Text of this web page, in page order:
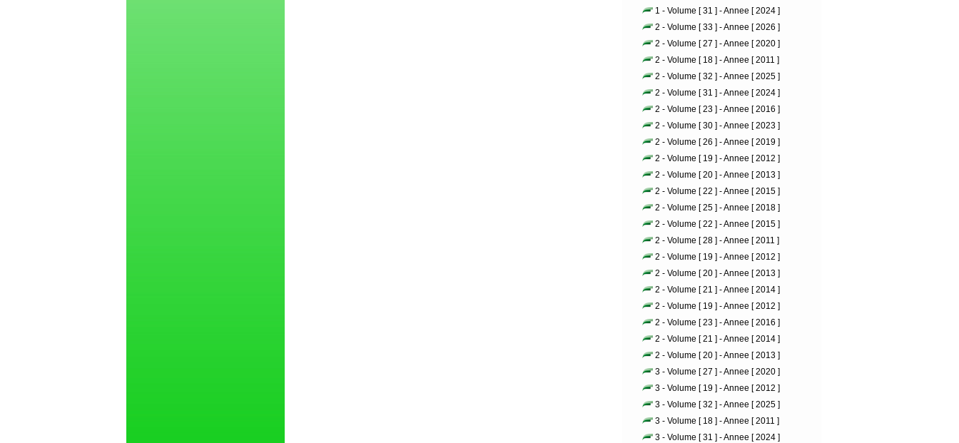
1 - Volume [ 31 ] - Annee [ 2024 ]
2 - Volume [ 33 ] - Annee [ 2026 ]
2 - Volume [ 27 ] - Annee [ 2020 ]
2 - Volume [ 18 ] - Annee [ 2011 ]
2 - Volume [ 32 ] - Annee [ 2025 ]
2 - Volume [ 31 ] - Annee [ 2024 ]
2 - Volume [ 23 ] - Annee [ 2016 ]
2 - Volume [ 30 ] - Annee [ 2023 ]
2 - Volume [ 26 ] - Annee [ 2019 ]
2 - Volume [ 19 ] - Annee [ 2012 ]
2 - Volume [ 20 ] - Annee [ 2013 ]
2 - Volume [ 22 ] - Annee [ 2015 ]
2 - Volume [ 25 ] - Annee [ 2018 ]
2 - Volume [ 22 ] - Annee [ 2015 ]
2 - Volume [ 28 ] - Annee [ 2011 ]
2 - Volume [ 19 ] - Annee [ 2012 ]
2 - Volume [ 20 ] - Annee [ 2013 ]
2 - Volume [ 21 ] - Annee [ 2014 ]
2 - Volume [ 19 ] - Annee [ 2012 ]
2 - Volume [ 23 ] - Annee [ 2016 ]
2 - Volume [ 21 ] - Annee [ 2014 ]
2 - Volume [ 20 ] - Annee [ 2013 ]
3 - Volume [ 27 ] - Annee [ 2020 ]
3 - Volume [ 19 ] - Annee [ 2012 ]
3 - Volume [ 32 ] - Annee [ 2025 ]
3 - Volume [ 18 ] - Annee [ 2011 ]
3 - Volume [ 31 ] - Annee [ 2024 ]